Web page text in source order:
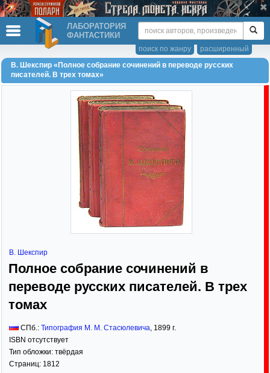
ЛАБОРАТОРИЯ
ФАНТАСТИКИ
расширенный
поиск по жанру
В. Шекспир «Полное собрание сочинений в переводе русских
писателей. В трех томах»
В. Шекспир
Полное собрание сочинений в
переводе русских писателей. В трех
томах
СПб.: Типография М. М. Стасюлевича, 1899 г.
ISBN отсутствует
Тип обложки: твёрдая
Страниц: 1812